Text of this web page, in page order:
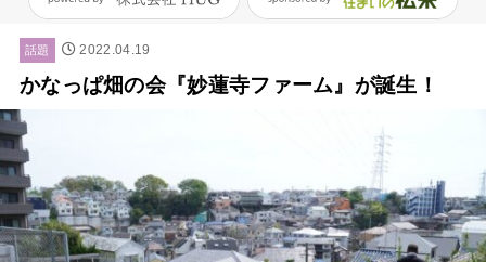
話題 2022.04.19
かなっぱ畑の会『妙蓮寺ファーム』が誕生！